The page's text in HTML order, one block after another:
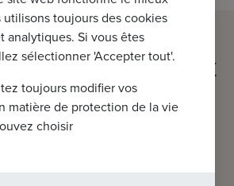
notre bureau IMMAX
1, 8310 Bruges (Sint-
utilisons toujours des cookies
analytiques. Si vous êtes
sélectionner 'Accepter tout'.
toujours modifier vos
matière de protection de la vie
choisir